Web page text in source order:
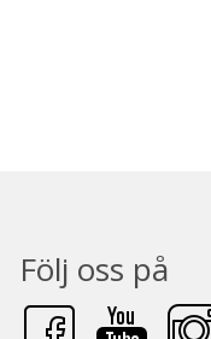
Följ oss på